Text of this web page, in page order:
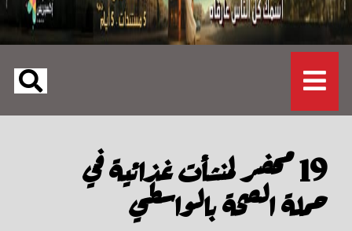
19 محضر لمنشأت غذائية في
حملة الصحة بالواسطي